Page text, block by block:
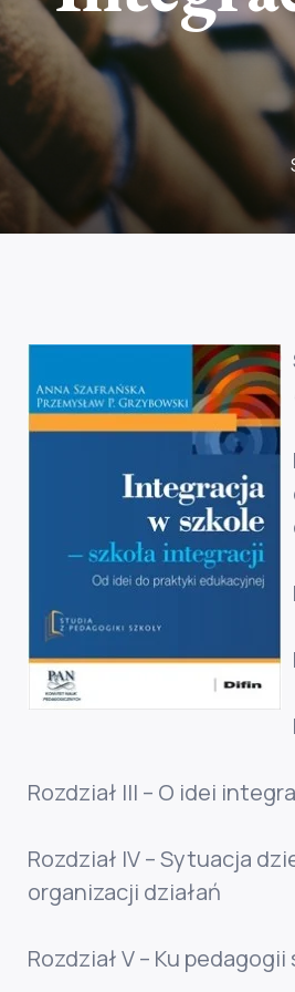
Rozdział III – O idei
Rozdział IV – Sytuacja
organizacji działań
Rozdział V – Ku